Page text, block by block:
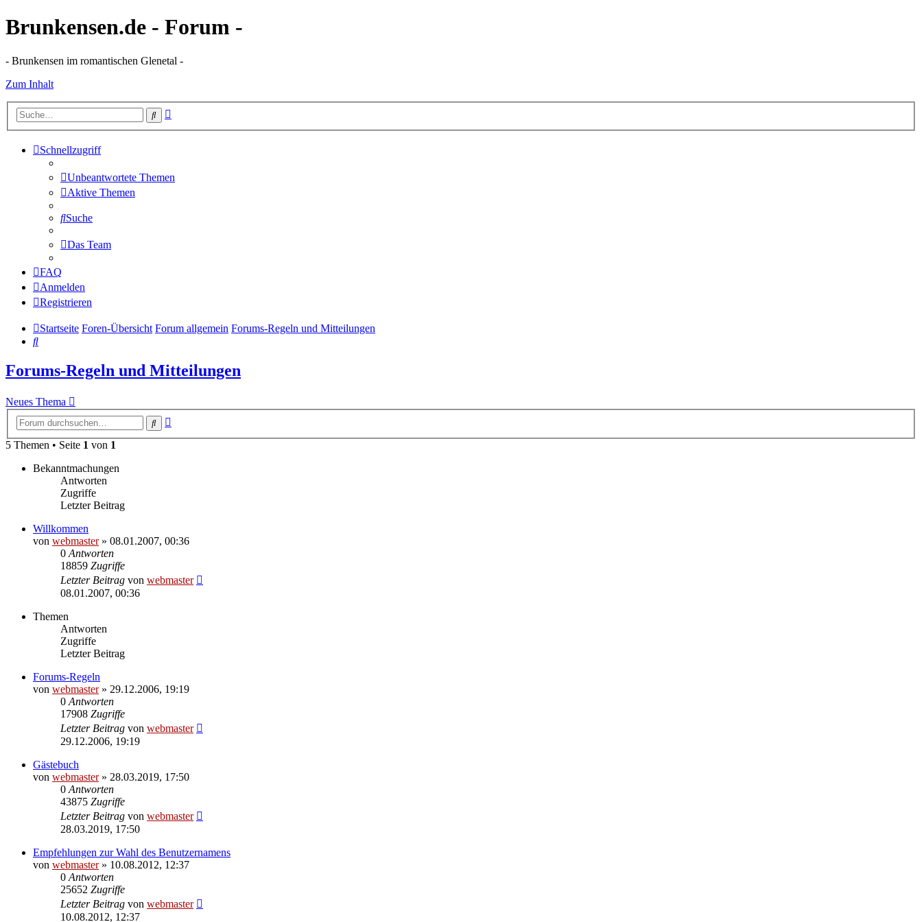
Brunkensen.de - Forum -
- Brunkensen im romantischen Glenetal -
Zum Inhalt
Suche
Schnellzugriff
Unbeantwortete Themen
Aktive Themen
Suche
Das Team
FAQ
Anmelden
Registrieren
Startseite Foren-Übersicht Forum allgemein Forums-Regeln und Mitteilungen
Suche
Forums-Regeln und Mitteilungen
Neues Thema
Suche
5 Themen • Seite 1 von 1
Bekanntmachungen
Antworten
Zugriffe
Letzter Beitrag
Willkommen
von webmaster» 08.01.2007, 00:36
0 Antworten
18859 Zugriffe
Letzter Beitrag von webmaster
08.01.2007, 00:36
Themen
Antworten
Zugriffe
Letzter Beitrag
Forums-Regeln
von webmaster» 29.12.2006, 19:19
0 Antworten
17908 Zugriffe
Letzter Beitrag von webmaster
29.12.2006, 19:19
Gästebuch
von webmaster» 28.03.2019, 17:50
0 Antworten
43875 Zugriffe
Letzter Beitrag von webmaster
28.03.2019, 17:50
Empfehlungen zur Wahl des Benutzernamens
von webmaster» 10.08.2012, 12:37
0 Antworten
25652 Zugriffe
Letzter Beitrag von webmaster
10.08.2012, 12:37